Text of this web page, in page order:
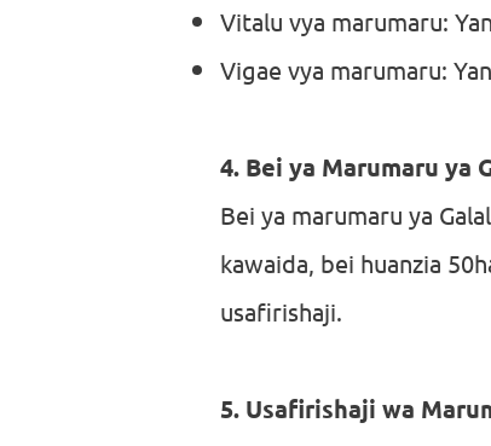
Vitalu vya marumaru:
Vigae vya marumaru:
4. Bei ya Marumaru ya
Bei ya marumaru ya
kawaida, bei huanzia
usafirishaji.
5. Usafirishaji wa